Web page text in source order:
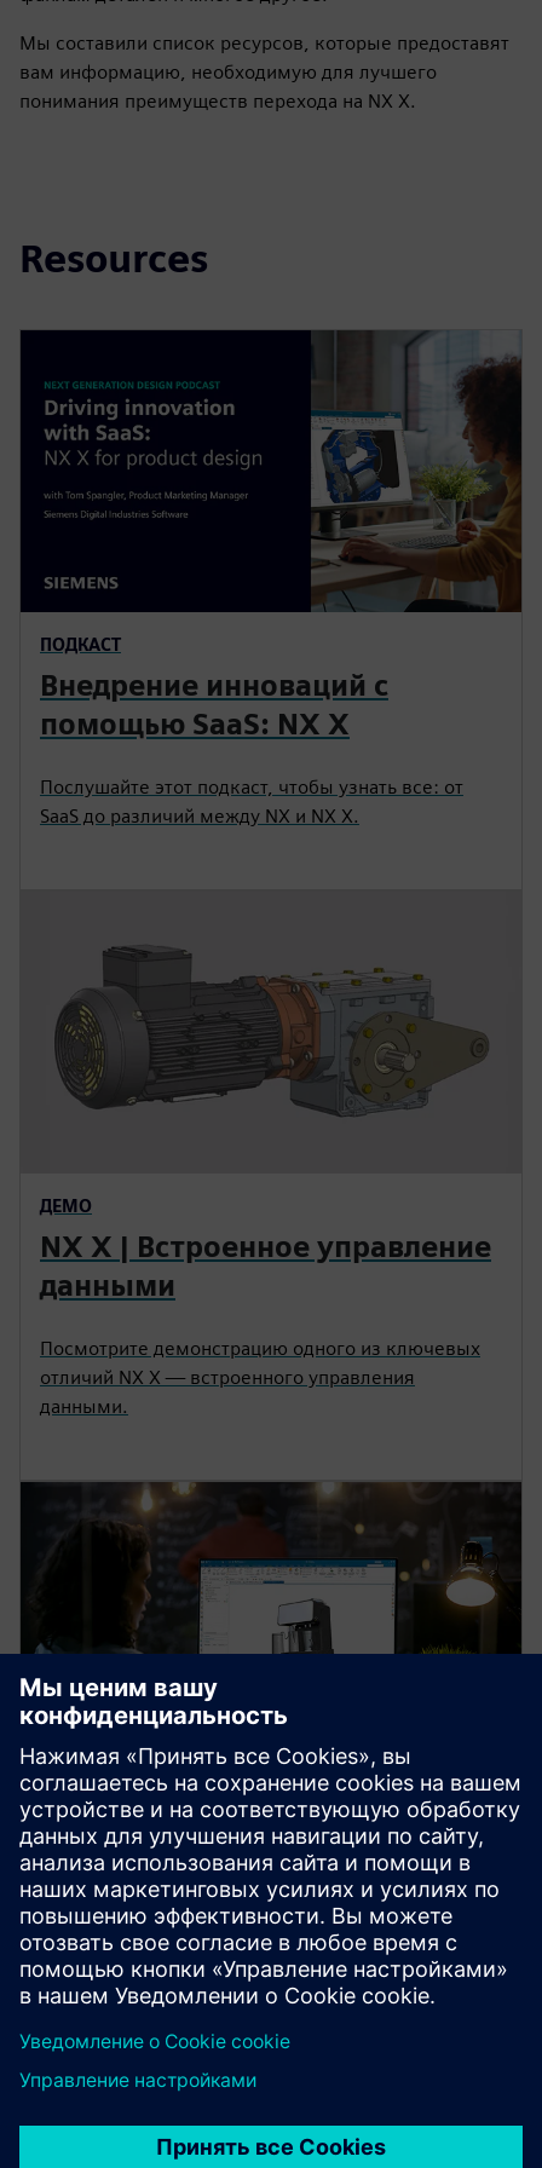
Мы составили список ресурсов, которые предоставят
вам информацию, необходимую для лучшего
понимания преимуществ перехода на NX X.
Resources
ПОДКАСТ
Внедрение инноваций с
помощью SaaS: NX X
Послушайте этот подкаст, чтобы узнать все: от
SaaS до различий между NX и NX X.
ДЕМО
NX X | Встроенное управление
данными
Посмотрите демонстрацию одного из ключевых
отличий NX X — встроенного управления
данными.
ИНФОРМАЦИОННЫЙ БЮЛЛЕТЕНЬ
Дизайнерские решения NX X
Узнайте о преимуществах и различиях каждого
уровня NX X в этом информационном бюллетене.